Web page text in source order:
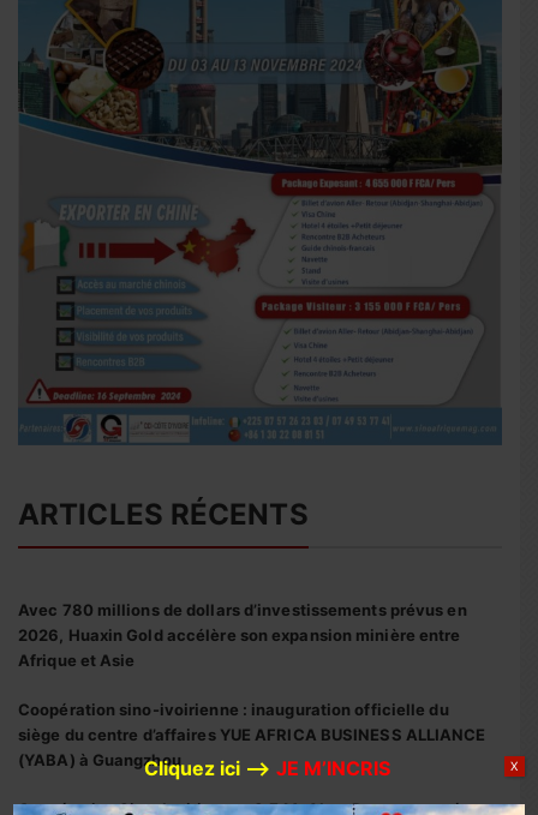
ARTICLES RÉCENTS
Avec 780 millions de dollars d’investissements prévus en
2026, Huaxin Gold accélère son expansion minière entre
Afrique et Asie
Coopération sino-ivoirienne : inauguration officielle du
siège du centre d’affaires YUE AFRICA BUSINESS ALLIANCE
(YABA) à Guangzhou
Coopération Sino-Ivoirienne : S.E.M. Abou Dosso nommé
Cliquez ici –> JE M’INCRIS X